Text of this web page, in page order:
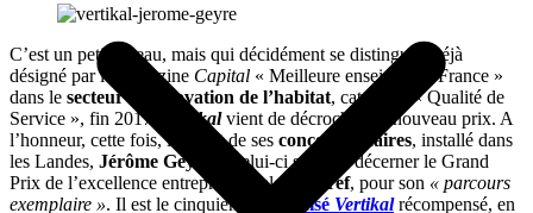
C’est un petit réseau, mais qui décidément se distingue. Déjà
désigné par le magazine Capital « Meilleure enseigne de France »
dans le secteur la rénovation de l’habitat, catégorie « Qualité de
Service », fin 2017,
Vertikal vient de décrocher un nouveau prix. A
l’honneur, cette fois, le cadet de ses concessionnaires, installé dans
les Landes, Jérôme Geyres
. Celui-ci s’est vu décerner le Grand
Prix de l’excellence entrepreneuriale de l’
Iref, pour son « parcours
exemplaire ». Il est le cinquième franchisé Vertikalrécompensé, en